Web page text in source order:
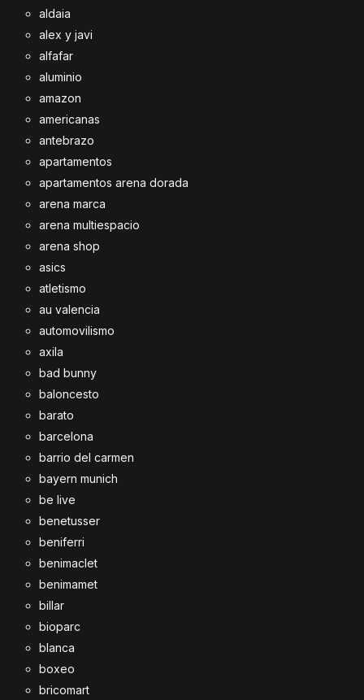
aldaia
alex y javi
alfafar
aluminio
amazon
americanas
antebrazo
apartamentos
apartamentos arena dorada
arena marca
arena multiespacio
arena shop
asics
atletismo
au valencia
automovilismo
axila
bad bunny
baloncesto
barato
barcelona
barrio del carmen
bayern munich
be live
benetusser
beniferri
benimaclet
benimamet
billar
bioparc
blanca
boxeo
bricomart